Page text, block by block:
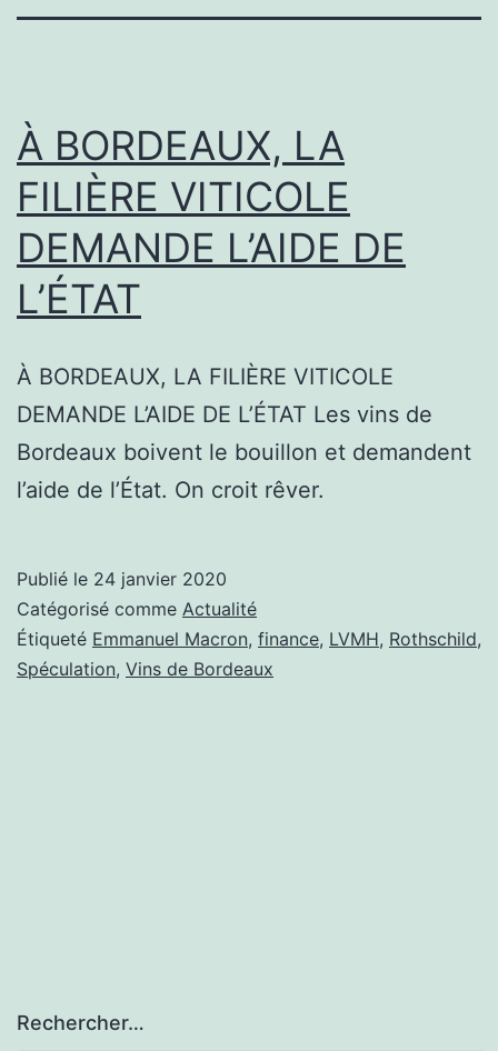
À BORDEAUX, LA
FILIÈRE VITICOLE
DEMANDE L’AIDE DE
L’ÉTAT
À BORDEAUX, LA FILIÈRE VITICOLE
DEMANDE L’AIDE DE L’ÉTAT Les vins de
Bordeaux boivent le bouillon et demandent
l’aide de l’État. On croit rêver.
Publié le 24 janvier 2020
Catégorisé comme Actualité
Étiqueté Emmanuel Macron, finance, LVMH, Rothschild,
Spéculation, Vins de Bordeaux
Rechercher…